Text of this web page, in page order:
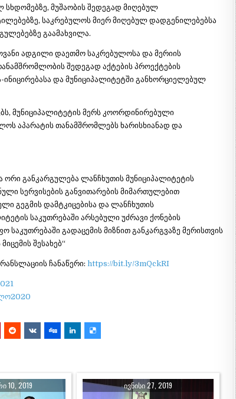
სხდომებზე, მუშაობის შედეგად მიღებულ
საკრებულოს მიერ მიღებულ დადგენილებებსა
გაამახვილა.
ადგილი დაეთმო საკრებულოსა და მერიის
შედეგად აქტების პროექტების
ინიცირებასა და მუნიციპალიტეტში განხორციელებულ
მუნიციპალიტეტის მერს კოორდინირებული
აპარატის თანამშრომლებს ხარისხიანად და
ორი განკარგულება ლანჩხუთის მუნიციპალიტეტის
სერვისების განვითარების მიმართულებით
გეგმის დამტკიცებისა და ლანჩხუთის
საკუთრებაში არსებული უძრავი ქონების
საკუთრებაში გადაცემის მიზნით განკარგვაზე მერისთვის
შესახებ“
ჩანაწერი:https://bit.ly/3mQckRI
10, 2019 ᲘᲕᲜᲘᲡᲘ 27, 2019